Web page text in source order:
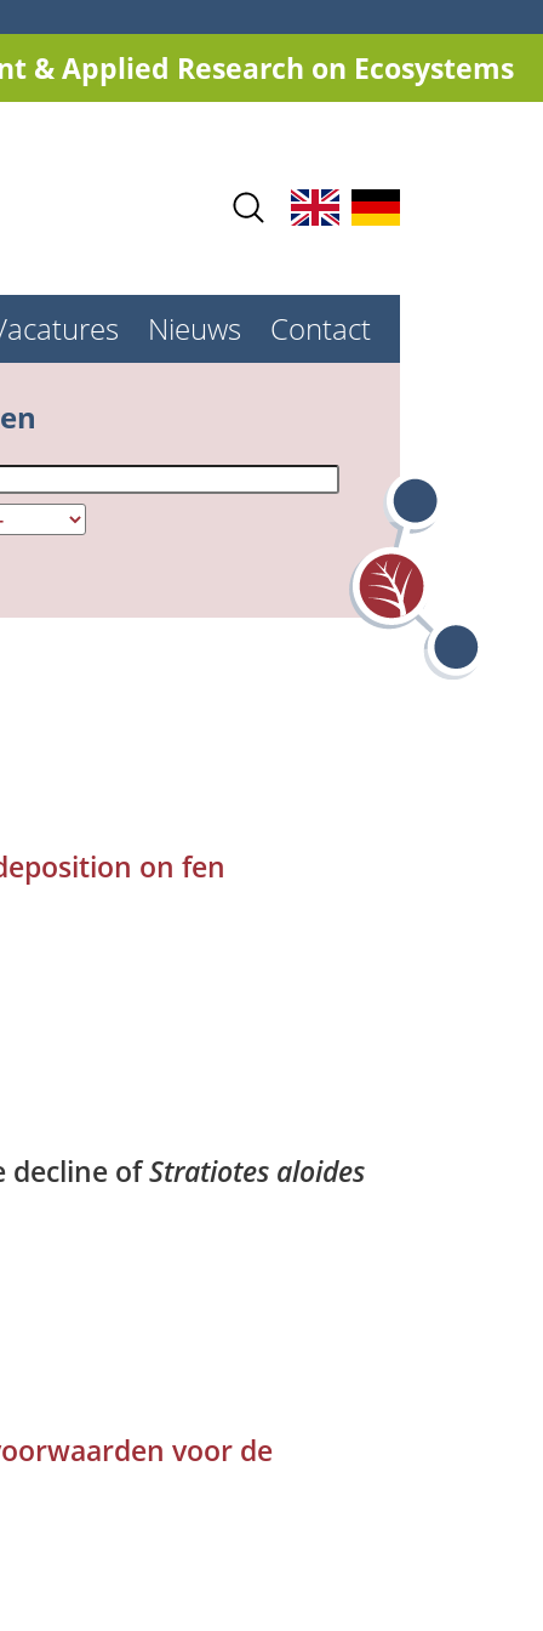
& Applied Research on Ecosystems
Contact
Nieuws
on fen
decline ofStratiotes aloides
voor de